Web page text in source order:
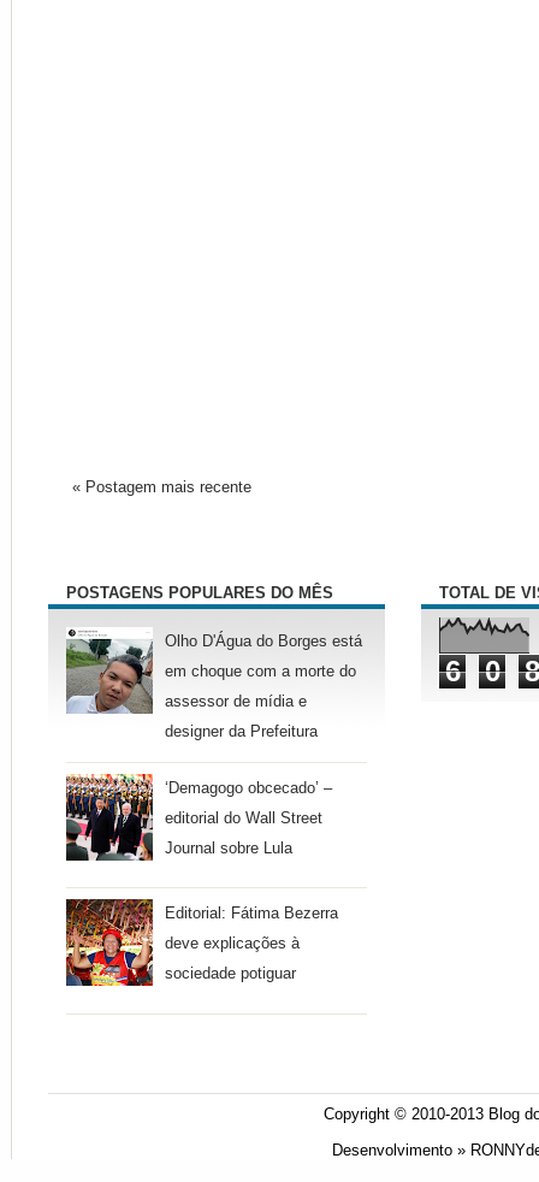
« Postagem mais recente
POSTAGENS POPULARES DO MÊS
Olho D'Água do Borges está
em choque com a morte do
assessor de mídia e
designer da Prefeitura
‘Demagogo obcecado’ –
editorial do Wall Street
Journal sobre Lula
Editorial: Fátima Bezerra
deve explicações à
sociedade potiguar
TOTAL DE
6 0 8
Copyright © 2010-2013 Blog
Desenvolvimento »